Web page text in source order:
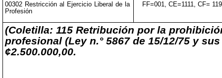
00302 Restricción al Ejercicio Liberal de la
Profesión
FF=001, CE=1111, CF=
(Coletilla: 115 Retribución por la
profesional (Ley n.° 5867 de 15/12/75 y
¢2.500.000,00.